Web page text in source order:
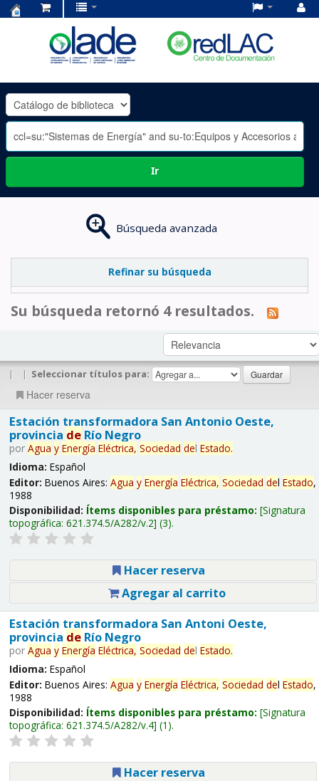
OLADE
-
Ir
Búsqueda avanzada
Refinar su búsqueda
Su búsqueda retornó 4 resultados.
| | Seleccionar títulos para:
Hacer reserva
Estación transformadora San Antonio Oeste,
provincia deRío Negro
por Agua y Energía Eléctrica, Sociedad del Estado.
Idioma: Español
Editor: Buenos Aires: Agua y Energía Eléctrica, Sociedad del Estado,
1988
Disponibilidad: Ítems disponibles para préstamo: Signatura
topográfica: 621.374.5/A282/v.2 (3).
Hacer reserva
Agregar al carrito
Estación transformadora San Antoni Oeste,
provincia deRío Negro
por Agua y Energía Eléctrica, Sociedad del Estado.
Idioma: Español
Editor: Buenos Aires: Agua y Energía Eléctrica, Sociedad del Estado,
1988
Disponibilidad: Ítems disponibles para préstamo: Signatura
topográfica: 621.374.5/A282/v.4 (1).
Hacer reserva